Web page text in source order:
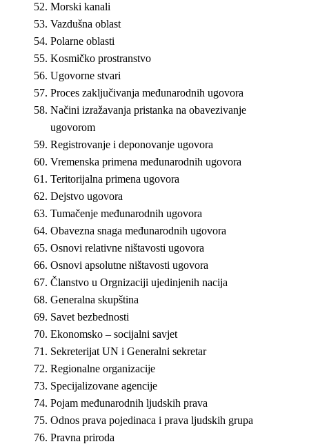
Morski kanali
Vazdušna oblast
Polarne oblasti
Kosmičko prostranstvo
Ugovorne stvari
Proces zaključivanja međunarodnih ugovora
Načini izražavanja pristanka na obavezivanje
ugovorom
Registrovanje i deponovanje ugovora
Vremenska primena međunarodnih ugovora
Teritorijalna primena ugovora
Dejstvo ugovora
Tumačenje međunarodnih ugovora
Obavezna snaga međunarodnih ugovora
Osnovi relativne ništavosti ugovora
Osnovi apsolutne ništavosti ugovora
Članstvo u Orgnizaciji ujedinjenih nacija
Generalna skupština
Savet bezbednosti
Ekonomsko – socijalni savjet
Sekreterijat UN i Generalni sekretar
Regionalne organizacije
Specijalizovane agencije
Pojam međunarodnih ljudskih prava
Odnos prava pojedinaca i prava ljudskih grupa
Pravna priroda